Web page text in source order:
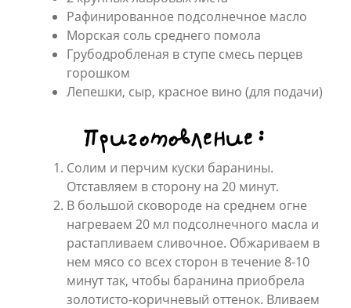
Рафинированное подсолнечное масло
Морская соль среднего помола
Грубодробленая в ступе смесь перцев
горошком
Лепешки, сыр, красное вино (для подачи)
Приготовление:
Солим и перчим куски баранины.
Отставляем в сторону на 20 минут.
В большой сковороде на среднем огне
нагреваем 20 мл подсолнечного масла и
растапливаем сливочное. Обжариваем в
нем мясо со всех сторон в течение 8-10
минут так, чтобы баранина приобрела
золотисто-коричневый оттенок. Вливаем